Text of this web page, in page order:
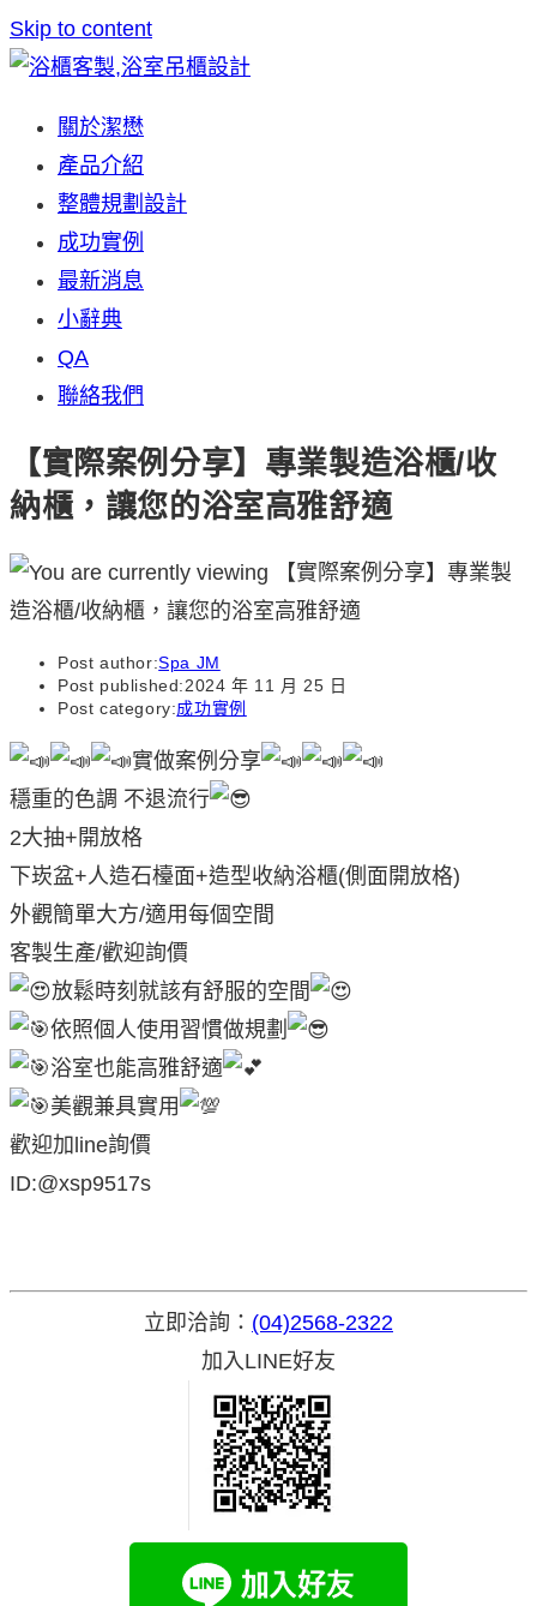
Skip to content
關於潔懋
產品介紹
整體規劃設計
成功實例
最新消息
小辭典
QA
聯絡我們
【實際案例分享】專業製造浴櫃/收
納櫃，讓您的浴室高雅舒適
Post author:Spa JM
Post published:2024 年 11 月 25 日
Post category:成功實例
實做案例分享
穩重的色調 不退流行
2大抽+開放格
下崁盆+人造石檯面+造型收納浴櫃(側面開放格)
外觀簡單大方/適用每個空間
客製生產/歡迎詢價
放鬆時刻就該有舒服的空間
依照個人使用習慣做規劃
浴室也能高雅舒適
美觀兼具實用
歡迎加line詢價
ID:@xsp9517s
立即洽詢： (04)2568-2322
加入LINE好友